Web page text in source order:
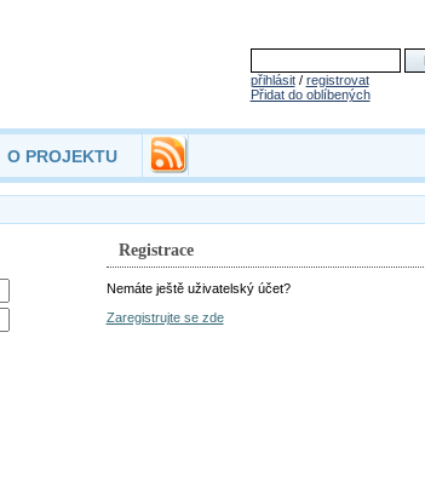
přihlásit/ registrovat
Přidat do oblíbených
O PROJEKTU
Registrace
Nemáte ještě uživatelský účet?
Zaregistrujte se zde